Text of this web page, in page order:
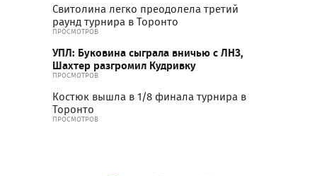
Свитолина легко преодолела третий
раунд турнира в Торонто
ПРОСМОТРОВ
УПЛ: Буковина сыграла вничью с ЛНЗ,
Шахтер разгромил Кудривку
ПРОСМОТРОВ
Костюк вышла в 1/8 финала турнира в
Торонто
ПРОСМОТРОВ